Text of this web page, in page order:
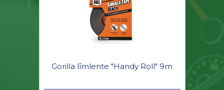
Gorilla līmlente "Handy Roll" 9m